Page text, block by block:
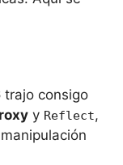
trajo consigo
y Reflect,